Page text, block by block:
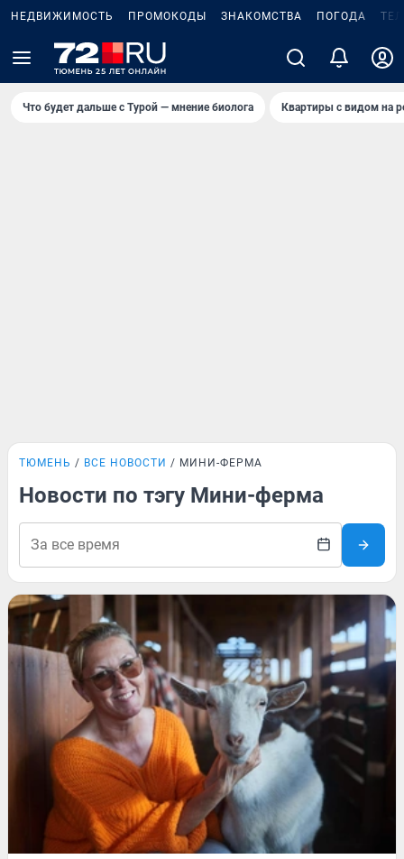
НЕДВИЖИМОСТЬ ПРОМОКОДЫ ЗНАКОМСТВА ПОГОДА
Что будет дальше с Турой — мнение биолога Квартиры с видом на
ТЮМЕНЬ ВСЕ НОВОСТИ МИНИ-ФЕРМА
Новости по тэгу Мини-ферма